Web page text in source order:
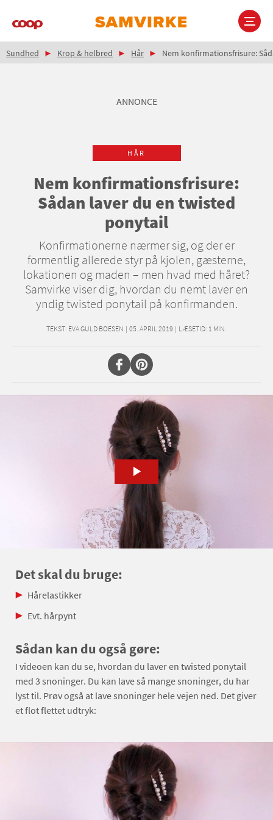
Main
Brødkrumme
Sundhed Krop & helbred Hår Nem konfirmationsfrisure:
ANNONCE
HÅR
Nem konfirmationsfrisure:
Sådan laver du en twisted
ponytail
Konfirmationerne nærmer sig, og der er
formentlig allerede styr på kjolen, gæsterne,
lokationen og maden – men hvad med håret?
Samvirke viser dig, hvordan du nemt laver en
yndig twisted ponytail på konfirmanden.
TEKST: EVA GULD BOESEN | 05. APRIL 2019 | LÆSETID: 1 MIN.
Det skal du bruge:
Hårelastikker
Evt. hårpynt
Sådan kan du også gøre:
I videoen kan du se, hvordan du laver en twisted ponytail
med 3 snoninger. Du kan lave så mange snoninger, du har
lyst til. Prøv også at lave snoninger hele vejen ned. Det giver
et flot flettet udtryk: